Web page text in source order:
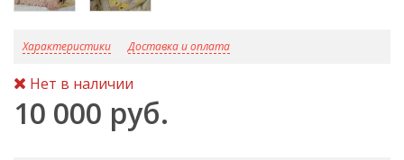
Характеристики Доставка и оплата
Нет в наличии
10 000 руб.